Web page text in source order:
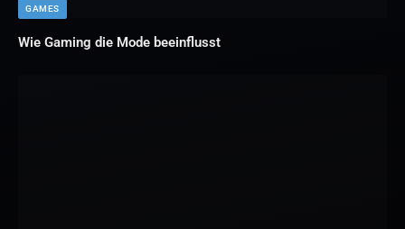
GAMES
Wie Gaming die Mode beeinflusst